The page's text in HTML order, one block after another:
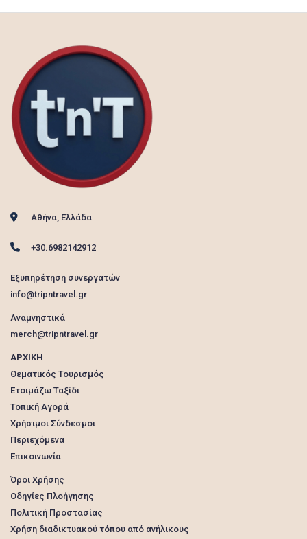
Αθήνα, Ελλάδα
+30.6982142912
Εξυπηρέτηση συνεργατών
info@tripntravel.gr
Αναμνηστικά
merch@tripntravel.gr
ΑΡΧΙΚΗ
Θεματικός Τουρισμός
Ετοιμάζω Ταξίδι
Τοπική Αγορά
Χρήσιμοι Σύνδεσμοι
Περιεχόμενα
Επικοινωνία
Όροι Χρήσης
Οδηγίες Πλοήγησης
Πολιτική Προστασίας
Χρήση διαδικτυακού τόπου από ανήλικους